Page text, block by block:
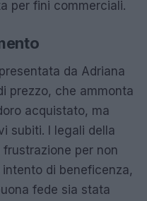
per fini commerciali.
da Adriana
prezzo, che ammonta
acquistato, ma
subiti. I legali della
per non
di beneficenza,
fede sia stata